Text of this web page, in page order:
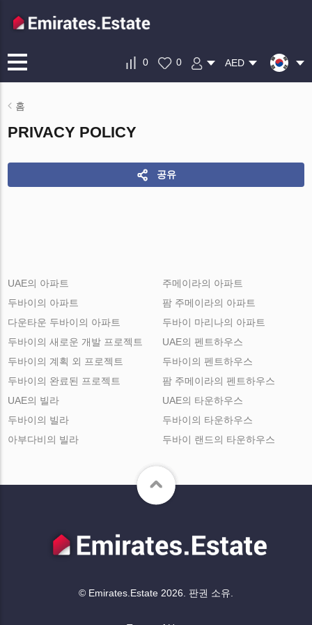
0 0 AED
홈
PRIVACY POLICY
공유
UAE의 아파트
두바이의 아파트
다운타운 두바이의 아파트
주메이라의 아파트
팜 주메이라의 아파트
두바이 마리나의 아파트
두바이의 새로운 개발 프로젝트
두바이의 계획 외 프로젝트
두바이의 완료된 프로젝트
UAE의 펜트하우스
두바이의 펜트하우스
팜 주메이라의 펜트하우스
UAE의 빌라
두바이의 빌라
아부다비의 빌라
UAE의 타운하우스
두바이의 타운하우스
두바이 랜드의 타운하우스
© Emirates.Estate 2026. 판권 소유.